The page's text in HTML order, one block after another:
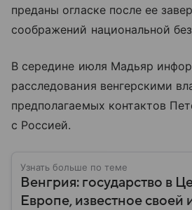
преданы огласке после ее
соображений национальной
В середине июля Мадьяр
расследования венгерскими
предполагаемых контактов
с Россией.
Узнать больше по теме
Венгрия: государство в
Европе, известное своей